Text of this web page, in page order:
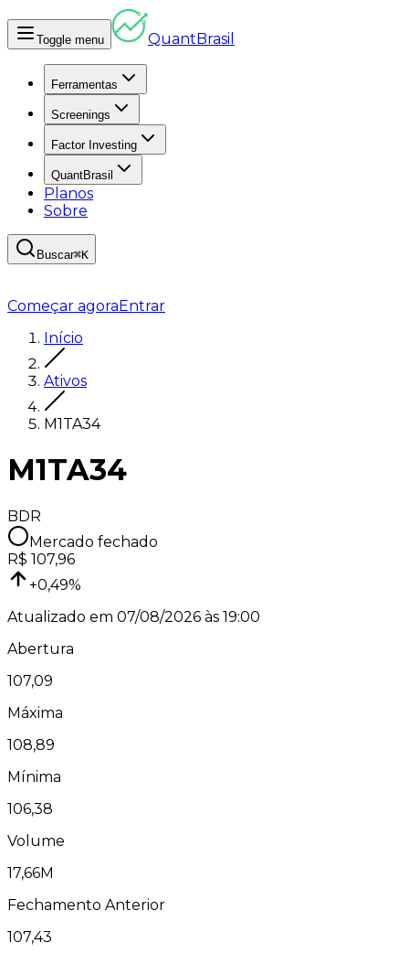
Toggle menu QuantBrasil
Ferramentas
Screenings
Factor Investing
QuantBrasil
Planos
Sobre
Buscar⌘K
Começar agoraEntrar
Início
Ativos
M1TA34
M1TA34
BDR
Mercado fechado
R$ 107,96
+0,49%
Atualizado em 07/08/2026 às 19:00
Abertura
107,09
Máxima
108,89
Mínima
106,38
Volume
17,66M
Fechamento Anterior
107,43